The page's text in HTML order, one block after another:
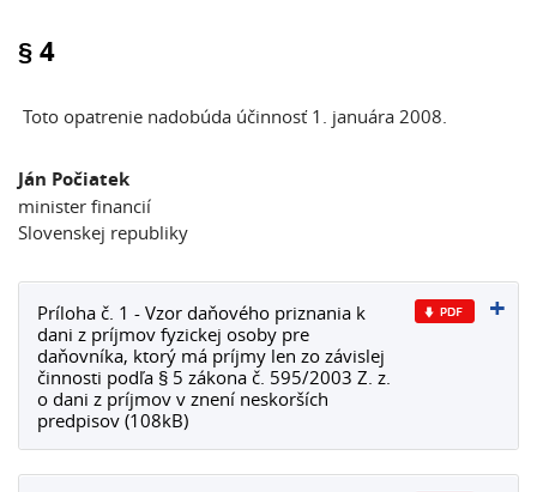
§ 4
Toto opatrenie nadobúda účinnosť 1. januára 2008.
Ján Počiatek
minister financií
Slovenskej republiky
Príloha č. 1 - Vzor daňového priznania k
dani z príjmov fyzickej osoby pre
daňovníka, ktorý má príjmy len zo závislej
činnosti podľa § 5 zákona č. 595/2003 Z. z.
o dani z príjmov v znení neskorších
predpisov (108kB)